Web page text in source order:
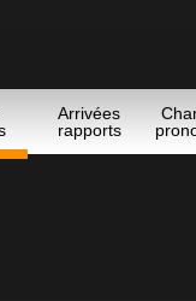
Arrivées
rapports